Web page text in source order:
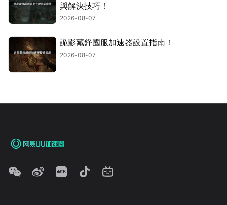
與解決技巧！
2026-08-07
詭影藏鋒國服加速器設置指南！
2026-08-07